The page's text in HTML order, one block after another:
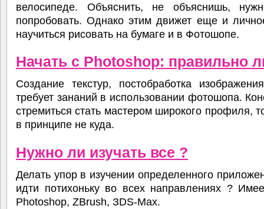
велосипеде. Объяснить, не объяснишь,
попробовать. Однако этим движет еще и
научиться рисовать на бумаге и в Фотошопе.
Начать с Photoshop: правильно
Создание текстур, постобработка
требует зананий в использовании фотошопа.
стремиться стать мастером широкого профиля,
в принципе не куда.
Нужно ли изучать все ?
Делать упор в изучении определенного
идти потихоньку во всех направлениях ?
Photoshop, ZBrush, ЗDS-Max.